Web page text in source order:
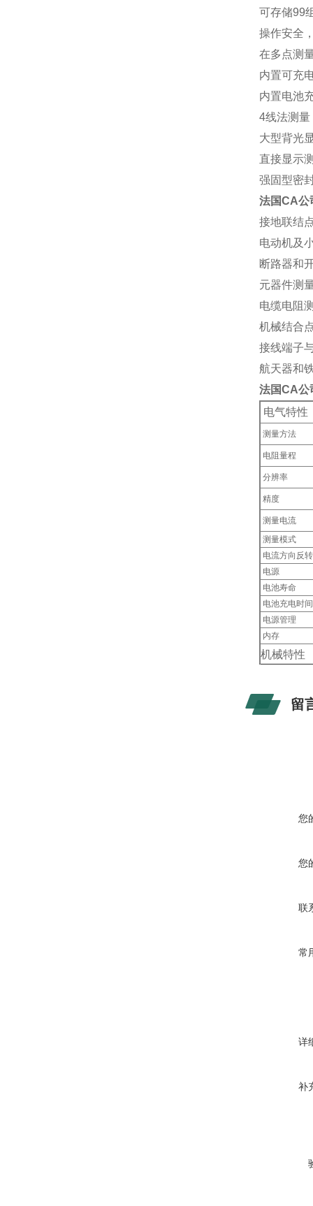
可存储99
操作安全
在多点测
内置可充
内置电池
4线法测
大型背光
直接显示
强固型密
法国CA公
接地联结
电动机及
断路器和
元器件测
电缆电阻
机械结合
接线端子
航天器和
法国CA公
电气特性
测量方法
电阻量程
分辨率
精度
测量电流
测量模式
电流方向反转
电源
电池寿命
电池充电时间
电源管理
内存
机械特性
外壳防护等级
留
您
您
联
常
详
补